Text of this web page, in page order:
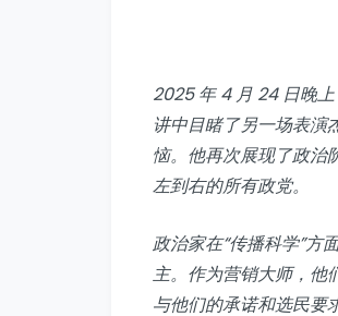
2025 年 4 月 24 日晚
讲中目睹了另一场表演
恼。他再次展现了政治
左到右的所有政党。
政治家在“传播科学”方
主。作为营销大师，他
与他们的承诺和选民要